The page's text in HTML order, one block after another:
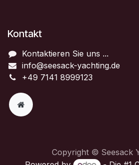
Kontakt
Kontaktieren Sie uns ...
info@seesack-yachting.de
+49 7141 8999123
Copyright © Seesack